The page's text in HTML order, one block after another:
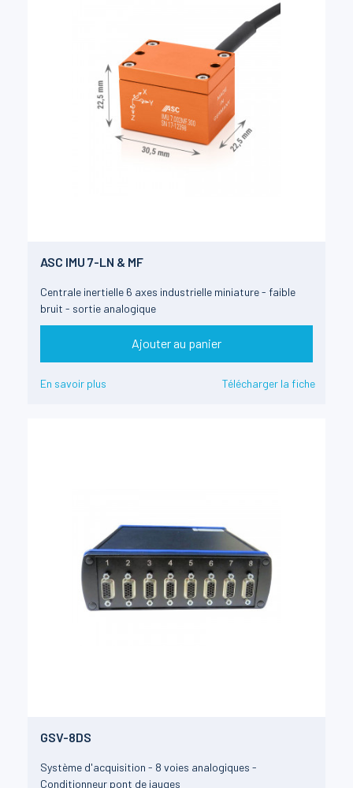
ASC IMU 7-LN & MF
Centrale inertielle 6 axes industrielle miniature - faible
bruit - sortie analogique
Ajouter au panier
En savoir plus Télécharger la fiche
GSV-8DS
Système d'acquisition - 8 voies analogiques -
Conditionneur pont de jauges